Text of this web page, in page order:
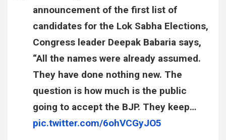
announcement of the first list of
candidates for the Lok Sabha Elections,
Congress leader Deepak Babaria says,
“All the names were already assumed.
They have done nothing new. The
question is how much is the public
going to accept the BJP. They keep…
pic.twitter.com/6ohVCGyJO5